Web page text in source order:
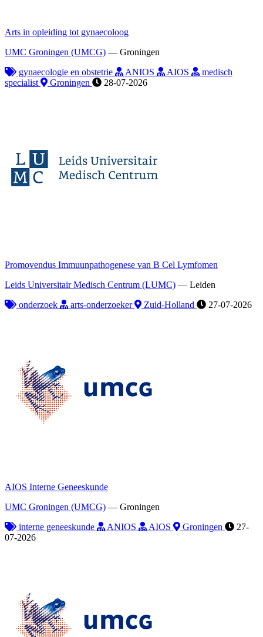
Arts in opleiding tot gynaecoloog
UMC Groningen (UMCG) — Groningen
gynaecologie en obstetrie
ANIOS AIOS
medisch
specialist
Groningen 28-07-2026
Promovendus Immuunpathogenese van B Cel Lymfomen
Leids Universitair Medisch Centrum (LUMC) — Leiden
onderzoek
arts-onderzoeker Zuid-Holland 27-07-2026
AIOS Interne Geneeskunde
UMC Groningen (UMCG) — Groningen
interne geneeskunde
ANIOS AIOS Groningen
27-
07-2026